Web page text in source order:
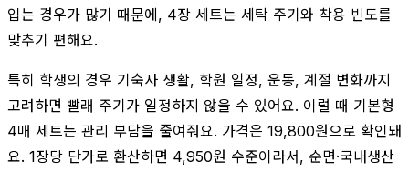
입는 경우가 많기 때문에, 4장 세트는 세탁 주기와 착용 빈도를
맞추기 편해요.
특히 학생의 경우 기숙사 생활, 학원 일정, 운동, 계절 변화까지
고려하면 빨래 주기가 일정하지 않을 수 있어요. 이럴 때 기본형
4매 세트는 관리 부담을 줄여줘요. 가격은 19,800원으로 확인돼
요. 1장당 단가로 환산하면 4,950원 수준이라서, 순면·국내생산